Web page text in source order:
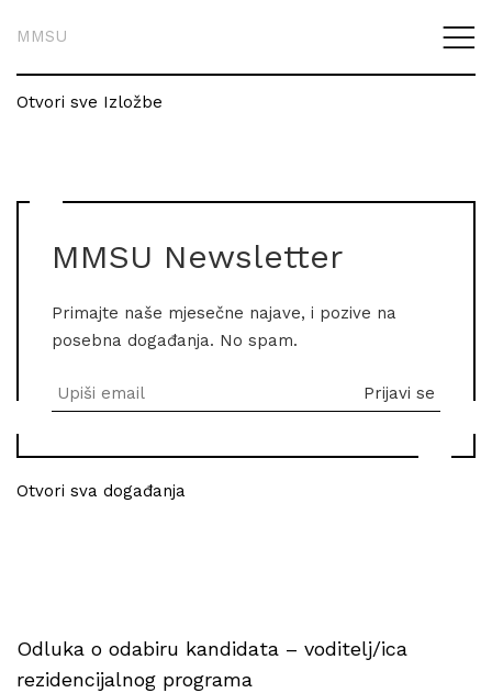
MMSU
Otvori sve Izložbe
MMSU Newsletter
Primajte naše mjesečne najave, i pozive na
posebna događanja. No spam.
Otvori sva događanja
Odluka o odabiru kandidata – voditelj/ica
rezidencijalnog programa